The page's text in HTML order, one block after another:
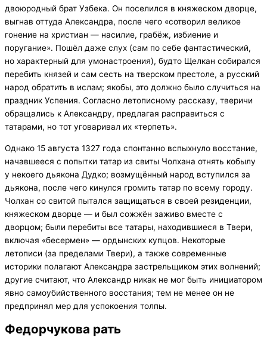
двоюродный брат Узбека. Он поселился в княжеском дворце,
выгнав оттуда Александра, после чего «сотворил великое
гонение на христиан — насилие, грабёж, избиение и
поругание». Пошёл даже слух (сам по себе фантастический,
но характерный для умонастроения), будто Щелкан собирался
перебить князей и сам сесть на тверском престоле, а русский
народ обратить в ислам; якобы, это должно было случиться на
праздник Успения. Согласно летописному рассказу, тверичи
обращались к Александру, предлагая расправиться с
татарами, но тот уговаривал их «терпеть».
Однако 15 августа 1327 года спонтанно вспыхнуло восстание,
начавшееся с попытки татар из свиты Чолхана отнять кобылу
у некоего дьякона Дудко; возмущённый народ вступился за
дьякона, после чего кинулся громить татар по всему городу.
Чолхан со свитой пытался защищаться в своей резиденции,
княжеском дворце — и был сожжён заживо вместе с
дворцом; были перебиты все татары, находившиеся в Твери,
включая «бесермен» — ордынских купцов. Некоторые
летописи (за пределами Твери), а также современные
историки полагают Александра застрельщиком этих волнений;
другие считают, что Александр никак не мог быть инициатором
явно самоубийственного восстания; тем не менее он не
предпринял мер для успокоения толпы.
Федорчукова рать